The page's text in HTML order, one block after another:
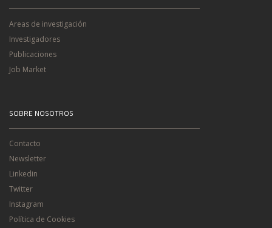
Areas de investigación
Investigadores
Publicaciones
Job Market
SOBRE NOSOTROS
Contacto
Newsletter
Linkedin
Twitter
Instagram
Política de Cookies